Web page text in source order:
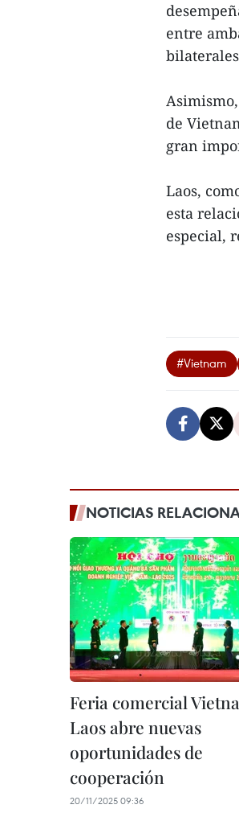
entre
de
gran
Laos,
esta
especial,
#Vietnam
NOTICIAS
Feria comercial
Laos abre nuevas
oportunidades de
cooperación
20/11/2025 09:36